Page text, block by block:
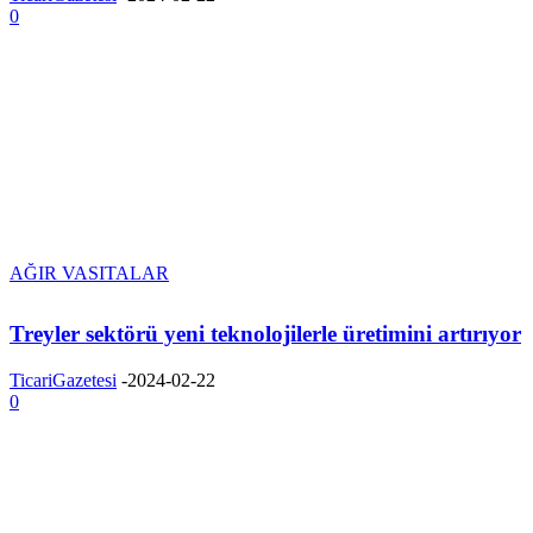
0
AĞIR VASITALAR
Treyler sektörü yeni teknolojilerle üretimini artırıyor
TicariGazetesi -2024-02-22
0